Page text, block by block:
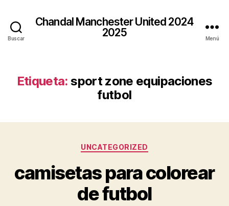
Buscar
Chandal Manchester United 2024
2025
Menú
Etiqueta: sport zone equipaciones
futbol
Categorías
UNCATEGORIZED
camisetas para colorear
de futbol